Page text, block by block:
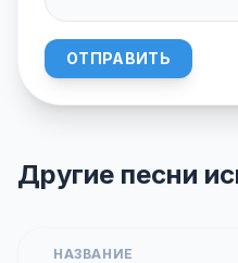
ОТПРАВИТЬ
Другие песни
НАЗВАНИЕ